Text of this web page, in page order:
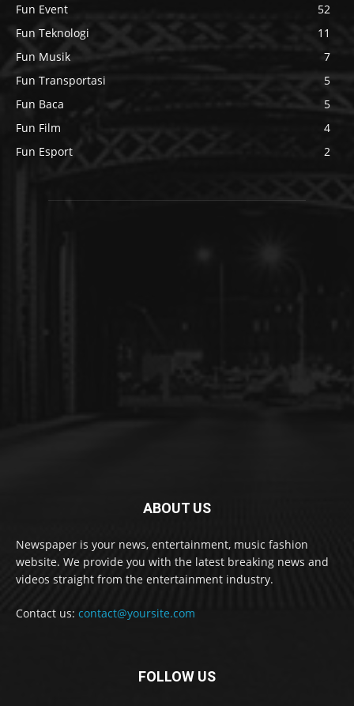
Fun Event
52
Fun Teknologi
11
Fun Musik
7
Fun Transportasi
5
Fun Baca
5
Fun Film
4
Fun Esport
2
ABOUT US
Newspaper is your news, entertainment, music fashion
website. We provide you with the latest breaking news and
videos straight from the entertainment industry.
Contact us: contact@yoursite.com
FOLLOW US